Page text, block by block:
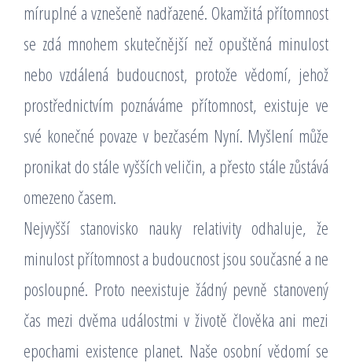
míruplné a vznešeně nadřazené. Okamžitá přítomnost
se zdá mnohem skutečnější než opuštěná minulost
nebo vzdálená budoucnost, protože vědomí, jehož
prostřednictvím poznáváme přítomnost, existuje ve
své konečné povaze v bezčasém Nyní. Myšlení může
pronikat do stále vyšších veličin, a přesto stále zůstává
omezeno časem.
Nejvyšší stanovisko nauky relativity odhaluje, že
minulost přítomnost a budoucnost jsou současné a ne
posloupné. Proto neexistuje žádný pevně stanovený
čas mezi dvěma událostmi v životě člověka ani mezi
epochami existence planet. Naše osobní vědomí se